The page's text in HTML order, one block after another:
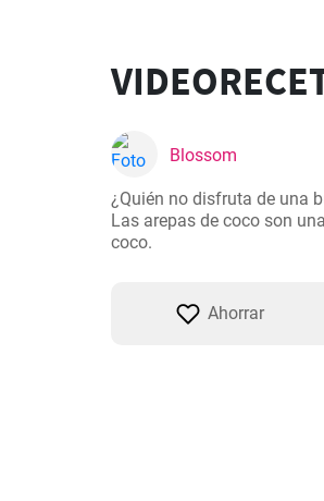
Blossom
¿Quién no disfruta de una
Las arepas de coco son
coco.
Ahorrar